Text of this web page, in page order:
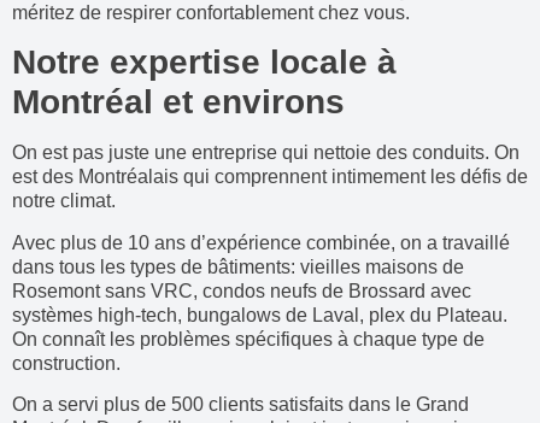
méritez de respirer confortablement chez vous.
Notre expertise locale à
Montréal et environs
On est pas juste une entreprise qui nettoie des conduits. On
est des Montréalais qui comprennent intimement les défis de
notre climat.
Avec plus de 10 ans d’expérience combinée, on a travaillé
dans tous les types de bâtiments: vieilles maisons de
Rosemont sans VRC, condos neufs de Brossard avec
systèmes high-tech, bungalows de Laval, plex du Plateau.
On connaît les problèmes spécifiques à chaque type de
construction.
On a servi plus de 500 clients satisfaits dans le Grand